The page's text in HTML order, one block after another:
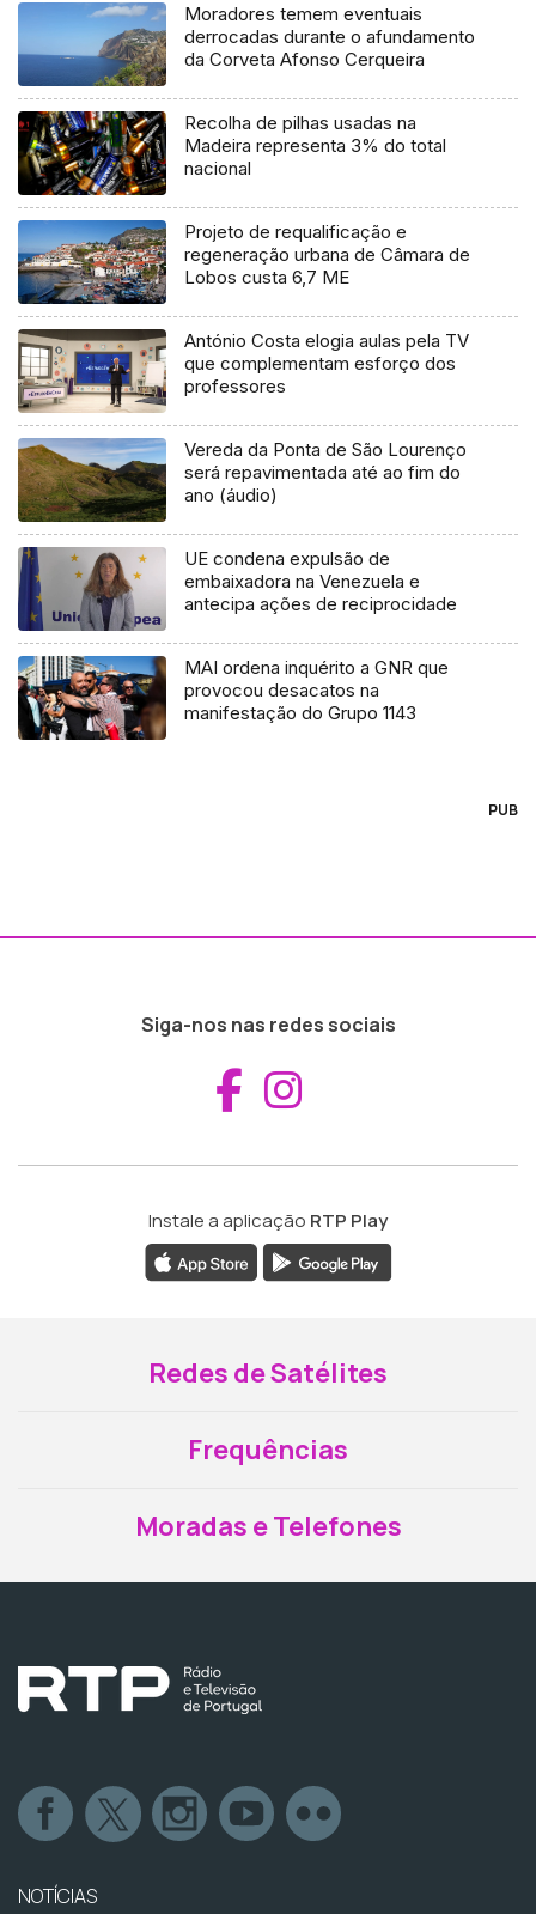
Moradores temem eventuais
derrocadas durante o afundamento
da Corveta Afonso Cerqueira
Recolha de pilhas usadas na
Madeira representa 3% do total
nacional
Projeto de requalificação e
regeneração urbana de Câmara de
Lobos custa 6,7 ME
António Costa elogia aulas pela TV
que complementam esforço dos
professores
Vereda da Ponta de São Lourenço
será repavimentada até ao fim do
ano (áudio)
UE condena expulsão de
embaixadora na Venezuela e
antecipa ações de reciprocidade
MAI ordena inquérito a GNR que
provocou desacatos na
manifestação do Grupo 1143
PUB
Siga-nos nas redes sociais
Aceder ao
Instale a aplicação RTP Play
Redes de Satélites
Frequências
Moradas e Telefones
NOTÍCIAS